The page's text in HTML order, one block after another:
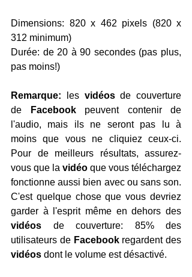
Dimensions: 820 x 462 pixels (820 x
312 minimum)
Durée: de 20 à 90 secondes (pas plus,
pas moins!)
Remarque: les vidéos de couverture
de
Facebook peuvent contenir de
l'audio, mais ils ne seront pas lu à
moins que vous ne cliquiez ceux-ci.
Pour de meilleurs résultats, assurez-
vous que la vidéo que vous téléchargez
fonctionne aussi bien avec ou sans son.
C'est quelque chose que vous devriez
vidéos de couverture: 85% des
utilisateurs de Facebook
vidéos dont le volume est désactivé.